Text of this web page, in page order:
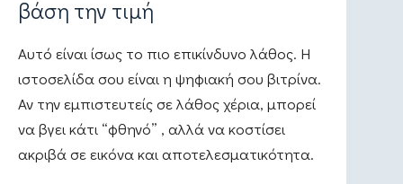
βάση την τιμή
Αυτό είναι ίσως το πιο επικίνδυνο λάθος. Η
ιστοσελίδα σου είναι η ψηφιακή σου βιτρίνα.
Αν την εμπιστευτείς σε λάθος χέρια, μπορεί
να βγει κάτι “φθηνό” , αλλά να κοστίσει
ακριβά σε εικόνα και αποτελεσματικότητα.